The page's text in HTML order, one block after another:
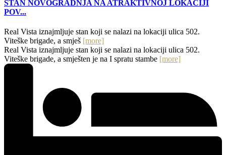
STAN NOVOGRADNJA NA ATRAKTIVNOJ LOKACIJI
POV...
Real Vista iznajmljuje stan koji se nalazi na lokaciji ulica 502.
Viteške brigade, a smješ [more]
Real Vista iznajmljuje stan koji se nalazi na lokaciji ulica 502.
Viteške brigade, a smješten je na I spratu stambe [more]